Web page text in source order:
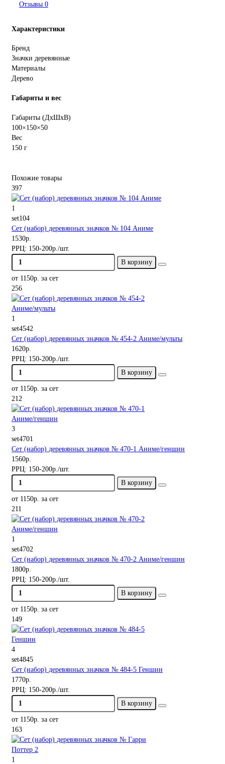
Отзывы 0
Характеристики
Бренд
Значки деревянные
Материалы
Дерево
Габариты и вес
Габариты (ДхШхВ)
100×150×50
Вес
150 г
Похожие товары
397
1
set104
Сет (набор) деревянных значков № 104 Аниме
1530р.
РРЦ: 150-200р./шт.
В корзину
от 1150р. за сет
256
1
set4542
Сет (набор) деревянных значков № 454-2 Аниме/мульты
1620р.
РРЦ: 150-200р./шт.
В корзину
от 1150р. за сет
212
3
set4701
Сет (набор) деревянных значков № 470-1 Аниме/геншин
1560р.
РРЦ: 150-200р./шт.
В корзину
от 1150р. за сет
211
1
set4702
Сет (набор) деревянных значков № 470-2 Аниме/геншин
1800р.
РРЦ: 150-200р./шт.
В корзину
от 1150р. за сет
149
4
set4845
Сет (набор) деревянных значков № 484-5 Геншин
1770р.
РРЦ: 150-200р./шт.
В корзину
от 1150р. за сет
163
1